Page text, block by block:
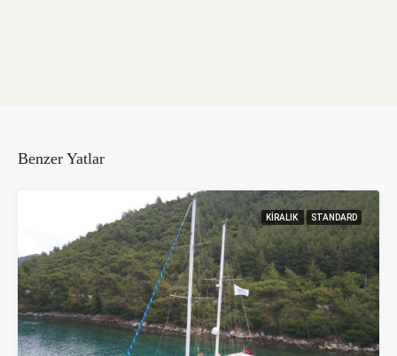
Benzer Yatlar
KIRALIK STANDARD